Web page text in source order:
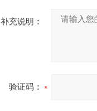
补充说明：
验证码：